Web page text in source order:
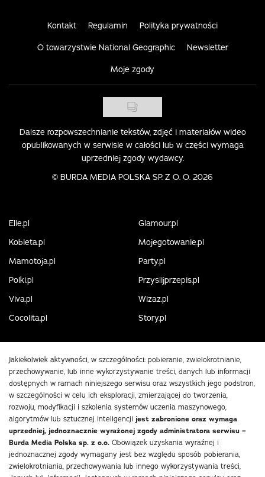
Kontakt Regulamin Polityka prywatności
O towarzystwie National Geographic Newsletter
Moje zgody
Dalsze rozpowszechnianie tekstów, zdjęć i materiałów wideo
opublikowanych w serwisie w całości lub w części wymaga
uprzedniej zgody wydawcy.
© BURDA MEDIA POLSKA SP. Z O. O. 2026
Elle.pl
Glamour.pl
Kobieta.pl
Mojegotowanie.pl
Mamotoja.pl
Party.pl
Polki.pl
Przyslijprzepis.pl
Viva.pl
Wizaz.pl
Cocolita.pl
Story.pl
Jakiekolwiek aktywności, w szczególności: pobieranie, zwielokrotnianie,
przechowywanie, lub inne wykorzystywanie treści, danych lub informacji
dostępnych w ramach niniejszego serwisu oraz wszystkich jego podstron,
w szczególności w celu ich eksploracji, zmierzającej do tworzenia,
rozwoju, modyfikacji i szkolenia systemów uczenia maszynowego,
algorytmów lub sztucznej inteligencji jest zabronione oraz wymaga
uprzedniej, jednoznacznie wyrażonej zgody administratora serwisu –
Burda Media Polska sp. z o.o. Obowiązek uzyskania wyraźnej i
jednoznacznej zgody wymagany jest bez względu sposób pobierania,
zwielokrotniania, przechowywania lub innego wykorzystywania treści,